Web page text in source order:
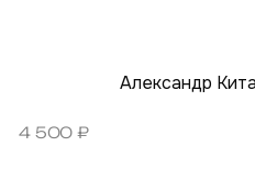
4 500₽
Александр